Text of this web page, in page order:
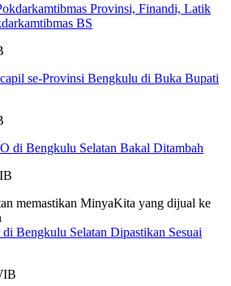
Provinsi, Finandi, Latik
BS
se-Provinsi Bengkulu di Buka Bupati
di Bengkulu Selatan Bakal Ditambah
Bengkulu Selatan Dipastikan Sesuai